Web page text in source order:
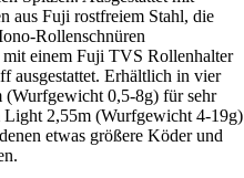
aus Fuji rostfreiem Stahl, die
Rollenschnüren
einem Fuji TVS Rollenhalter
ausgestattet. Erhältlich in vier
0,5-8g) für sehr
Light 2,55m (Wurfgewicht 4-19g)
etwas größere Köder und